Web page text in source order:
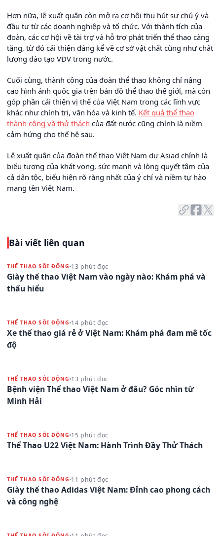
Hơn nữa, lễ xuất quân còn mở ra cơ hội thu hút sự chú ý và
đầu tư từ các doanh nghiệp và tổ chức. Với thành tích của
đoàn, các cơ hội về tài trợ và hỗ trợ phát triển thể thao càng
tăng, từ đó cải thiện đáng kể về cơ sở vật chất cũng như chất
lượng đào tạo VĐV trong nước.
Cuối cùng, thành công của đoàn thể thao không chỉ nâng
cao hình ảnh quốc gia trên bản đồ thể thao thế giới, mà còn
góp phần cải thiện vị thế của Việt Nam trong các lĩnh vực
khác như chính trị, văn hóa và kinh tế. Kết quả thể thao
thành công và thử thách của đất nước cũng chính là niềm
cảm hứng cho thế hệ sau.
Lễ xuất quân của đoàn thể thao Việt Nam dự Asiad chính là
biểu tượng của khát vọng, sức mạnh và lòng quyết tâm của
cả dân tộc, biểu hiện rõ ràng nhất của ý chí và niềm tự hào
mang tên Việt Nam.
Bài viết liên quan
THỂ THAO SÔI ĐỘNG 13 phút đọc
Giày thể thao Việt Nam vào ngày nào: Khám phá và
thấu hiểu
THỂ THAO SÔI ĐỘNG 14 phút đọc
Xe thể thao giá rẻ ở Việt Nam: Khám phá đam mê tốc
độ
THỂ THAO SÔI ĐỘNG 13 phút đọc
Bệnh viện Thể thao Việt Nam ở đâu? Góc nhìn từ
Minh Hải
THỂ THAO SÔI ĐỘNG 15 phút đọc
Thể Thao U22 Việt Nam: Hành Trình Đầy Thử Thách
THỂ THAO SÔI ĐỘNG 11 phút đọc
Giày thể thao Adidas Việt Nam: Đỉnh cao phong cách
và công nghệ